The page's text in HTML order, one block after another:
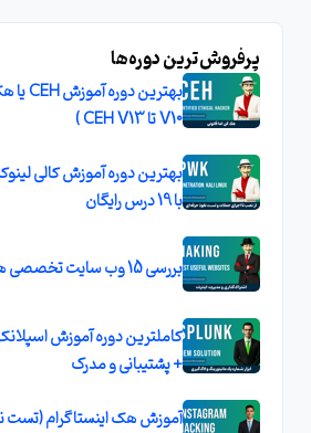
پرفروش‌ترین دوره‌ها
V10 تا CEH V13 )
با 19 درس رایگان
بررسی 15 وب سایت تخصصی هک ، نفوذ و امنیت
+ پشتیبانی و مدرک
آموزش هک اینستاگرام (تست